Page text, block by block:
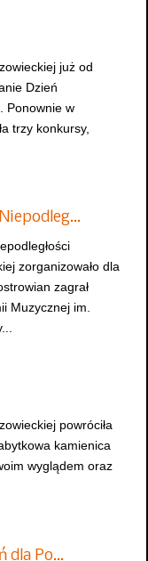
już od
Dzień
Ponownie w
trzy konkursy,
zorganizowało dla
zagrał
Muzycznej im.
powróciła
kamienica
wyglądem oraz
dla Po…